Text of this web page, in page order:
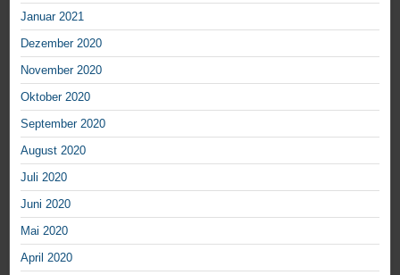
Januar 2021
Dezember 2020
November 2020
Oktober 2020
September 2020
August 2020
Juli 2020
Juni 2020
Mai 2020
April 2020